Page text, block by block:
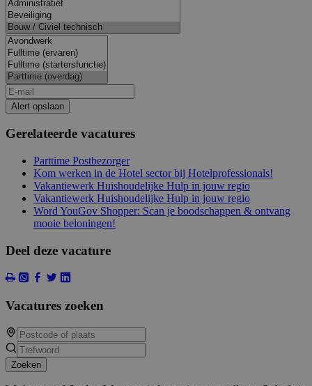
Alert opslaan
Gerelateerde vacatures
Parttime Postbezorger
Kom werken in de Hotel sector bij Hotelprofessionals!
Vakantiewerk Huishoudelijke Hulp in jouw regio
Vakantiewerk Huishoudelijke Hulp in jouw regio
Word YouGov Shopper: Scan je boodschappen & ontvang
mooie beloningen!
Deel deze vacature
Vacatures zoeken
Zoeken